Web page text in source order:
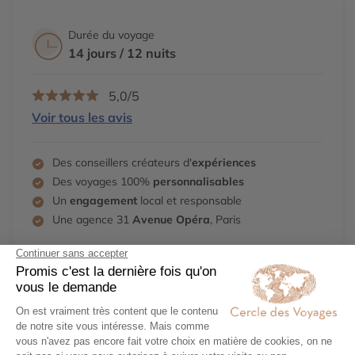
Durée du voyage
14 jours / 12 nuits
5,0/5
Voir tous les avis
Des conseillers créateurs d'expériences
Des voyages 100% personnalisables
Un engagement local et responsable
Une agence 31 Avenue Opéra, Paris
Demander un devis
01 40 15 15 18